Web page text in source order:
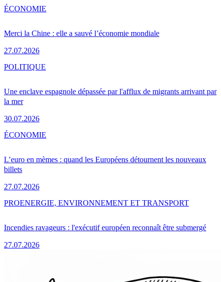
Merci la Chine : elle a sauvé l’économie mondiale
27.07.2026
ÉCONOMIE
Une enclave espagnole dépassée par l'afflux de migrants arrivant par
la mer
30.07.2026
POLITIQUE
L’euro en mèmes : quand les Européens détournent les nouveaux
billets
27.07.2026
ÉCONOMIE
Incendies ravageurs : l'exécutif européen reconnaît être submergé
27.07.2026
PROENERGIE, ENVIRONNEMENT ET TRANSPORT